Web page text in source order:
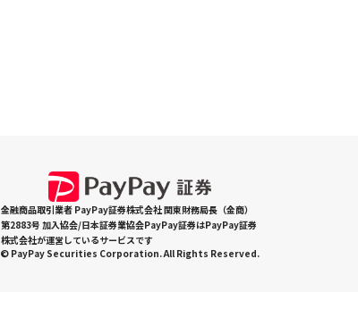
金融商品取引業者 PayPay証券株式会社 関東財務局長（金商）
第2883号 加入協会/日本証券業協会PayPay証券はPayPay証券
株式会社が運営しているサービスです
© PayPay Securities Corporation. All Rights Reserved.